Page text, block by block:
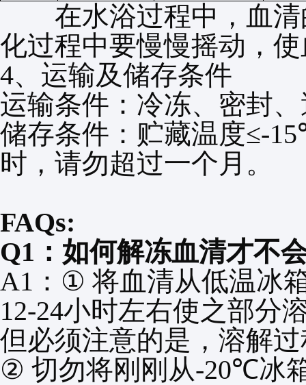
在水浴过程中，血清
化过程中要慢慢摇动，
4、运输及储存条件
运输条件：冷冻、密封
储存条件：贮藏温度≤-
时，请勿超过一个月。
FAQs:
Q1 ：如何解冻血清才不
A1 ： ① 将血清从低温冰
12-24小时左右使之部分
但必须注意的是，溶解
② 切勿将刚刚从-20℃冰